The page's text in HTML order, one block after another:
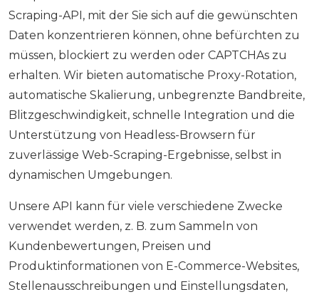
Scraping-API, mit der Sie sich auf die gewünschten
Daten konzentrieren können, ohne befürchten zu
müssen, blockiert zu werden oder CAPTCHAs zu
erhalten. Wir bieten automatische Proxy-Rotation,
automatische Skalierung, unbegrenzte Bandbreite,
Blitzgeschwindigkeit, schnelle Integration und die
Unterstützung von Headless-Browsern für
zuverlässige Web-Scraping-Ergebnisse, selbst in
dynamischen Umgebungen.
Unsere API kann für viele verschiedene Zwecke
verwendet werden, z. B. zum Sammeln von
Kundenbewertungen, Preisen und
Produktinformationen von E-Commerce-Websites,
Stellenausschreibungen und Einstellungsdaten,